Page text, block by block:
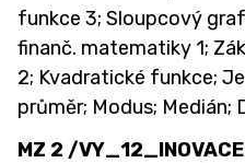
funkce 3; Sloupcový
finanč. matematiky 1;
2; Kvadratické funkce;
průměr; Modus; Medián;
MZ 2 /